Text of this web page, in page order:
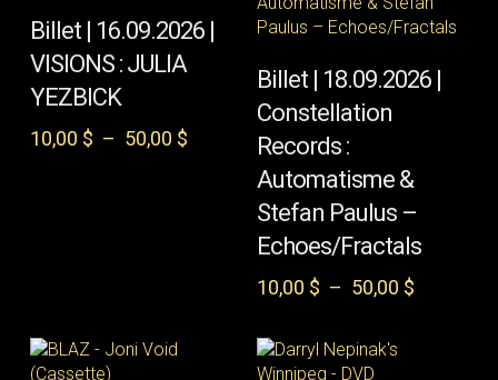
OPTIONS
produit
a
plusieurs
variations.
options
produit
Billet | 16.09.2026 |
VISIONS : JULIA
YEZBICK
10,00 $ – 50,00 $Plage
OPTIONS
produit
a
plusieurs
variations.
Les
options
peuvent
être
sur
page
du
Billet | 18.09.2026 |
Constellation
Records :
Automatisme &
Stefan Paulus –
Echoes/Fractals
10,00 $ – 50,00 $